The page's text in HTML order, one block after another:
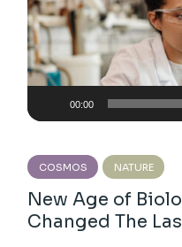
Player
00:00
COSMOS NATURE
New Age of
Changed The